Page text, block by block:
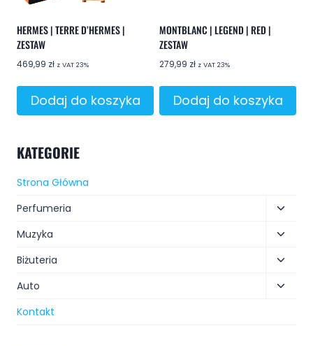
HERMES | TERRE D’HERMES |
ZESTAW
469,99 zł z VAT 23%
Dodaj do koszyka
MONTBLANC | LEGEND | RED |
ZESTAW
279,99 zł z VAT 23%
Dodaj do koszyka
KATEGORIE
Strona Główna
Perfumeria
Muzyka
Biżuteria
Auto
Kontakt